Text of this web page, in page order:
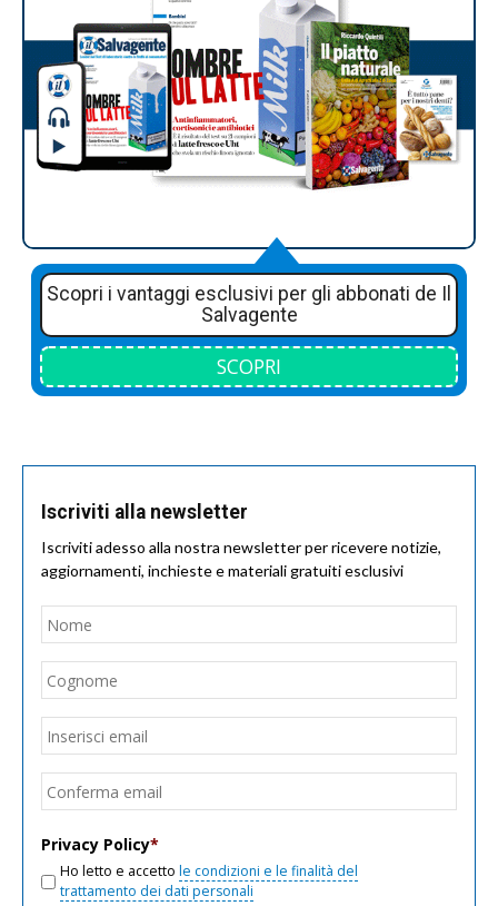
Scopri i vantaggi esclusivi per gli abbonati de Il
Salvagente
SCOPRI
Iscriviti alla newsletter
Iscriviti adesso alla nostra newsletter per ricevere notizie,
aggiornamenti, inchieste e materiali gratuiti esclusivi
Nome
Email
Privacy Policy*
Ho letto e accetto le condizioni e le finalità del
trattamento dei dati personali